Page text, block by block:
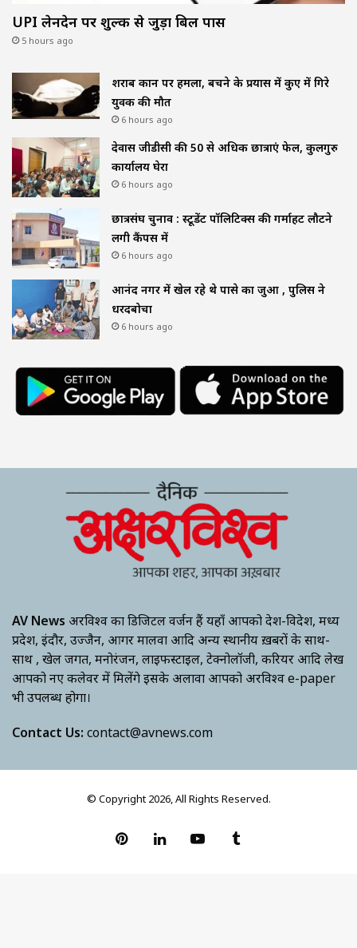
UPI लेनदेन पर शुल्क से जुड़ा बिल पास
5 hours ago
शराब दुकान पर हमला, बचने के प्रयास में कुए में गिरे
युवक की मौत
6 hours ago
देवास जीडीसी की 50 से अधिक छात्राएं फेल, कुलगुरु
कार्यालय घेरा
6 hours ago
छात्रसंघ चुनाव : स्टूडेंट पॉलिटिक्स की गर्माहट लौटने
लगी कैंपस में
6 hours ago
आनंद नगर में खेल रहे थे पासे का जुआ , पुलिस ने
धरदबोचा
6 hours ago
AV News अक्षरविश्व का डिजिटल वर्जन हैं यहाँ आपको देश-विदेश, मध्य
प्रदेश, इंदौर, उज्जैन, आगर मालवा आदि अन्य स्थानीय ख़बरों के साथ-
साथ , खेल जगत, मनोरंजन, लाइफस्टाइल, टेक्नोलॉजी, करियर आदि लेख
आपको नए कलेवर में मिलेंगे इसके अलावा आपको अक्षरविश्व e-paper
भी उपलब्ध होगा।
Contact Us: contact@avnews.com
© Copyright 2026, All Rights Reserved.
PinterestLinkedInYouTubeTumblr